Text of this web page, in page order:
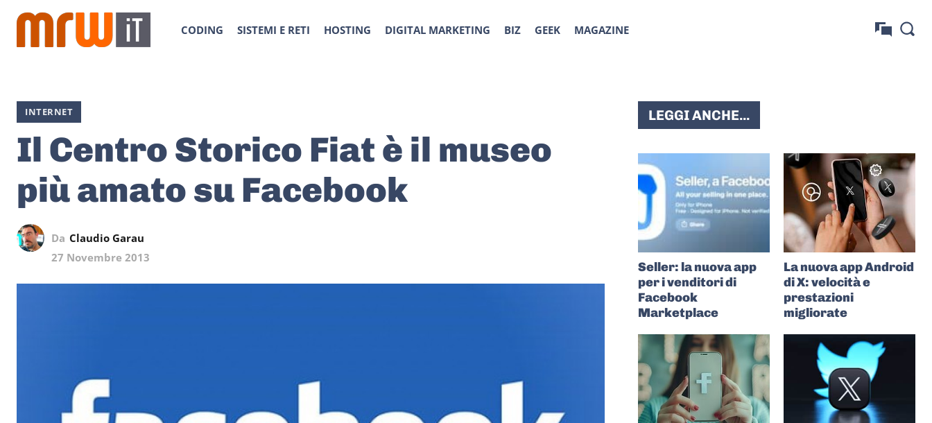
CODING SISTEMI E RETI HOSTING DIGITAL MARKETING BIZ GEEK MAGAZINE
INTERNET
Il Centro Storico Fiat è il museo
più amato su Facebook
Da Claudio Garau
27 Novembre 2013
LEGGI ANCHE...
Seller: la nuova app
per i venditori di
Facebook
Marketplace
La nuova app Android
di X: velocità e
prestazioni
migliorate